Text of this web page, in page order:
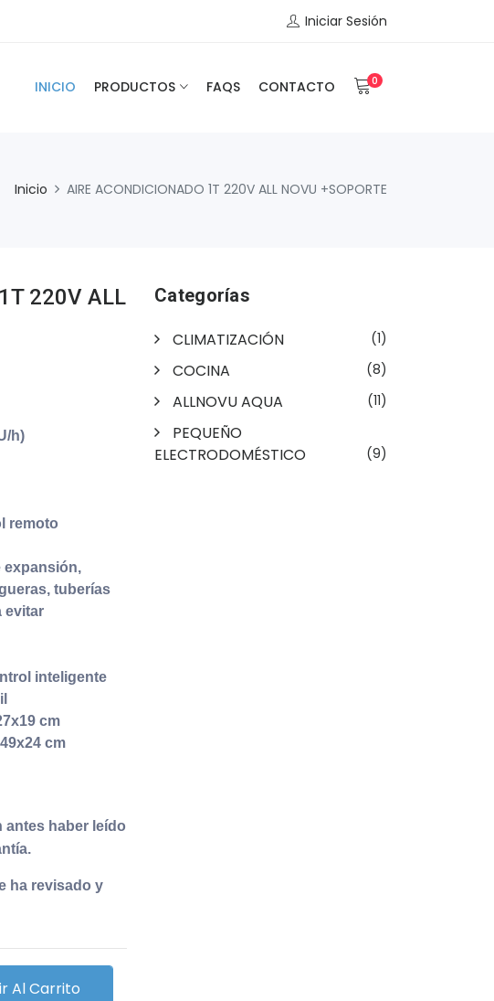
Iniciar Sesión
INICIO PRODUCTOS FAQS CONTACTO 0
Inicio AIRE ACONDICIONADO 1T 220V ALL NOVU +SOPORTE
220V ALL
h)
remoto
expansión,
tuberías
evitar
inteligente
cm
cm
antes haber leído
ha revisado y
Al Carrito
Categorías
CLIMATIZACIÓN (1)
COCINA (8)
ALLNOVU AQUA (11)
PEQUEÑO
ELECTRODOMÉSTICO
(9)